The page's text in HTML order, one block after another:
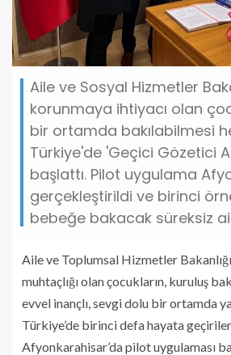
Aile ve Sosyal Hizmetler
korunmaya ihtiyacı olan
bir ortamda bakılabilmesi
Türkiye'de 'Geçici Gözetici
başlattı. Pilot uygulama
gerçekleştirildi ve birinci
bebeğe bakacak süreksiz
Aile ve Toplumsal Hizmetler
muhtaçlığı olan çocukların, kuruluş
evvel inançlı, sevgi dolu bir ortamda
Türkiye’de birinci defa hayata
Afyonkarahisar’da pilot uygulaması